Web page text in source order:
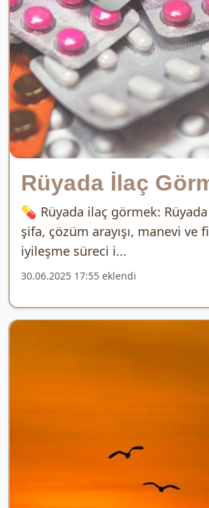
Rüyada İlaç
💊 Rüyada ilaç görmek:
şifa, çözüm arayışı, manevi ve
iyileşme süreci i...
30.06.2025 17:55 eklendi